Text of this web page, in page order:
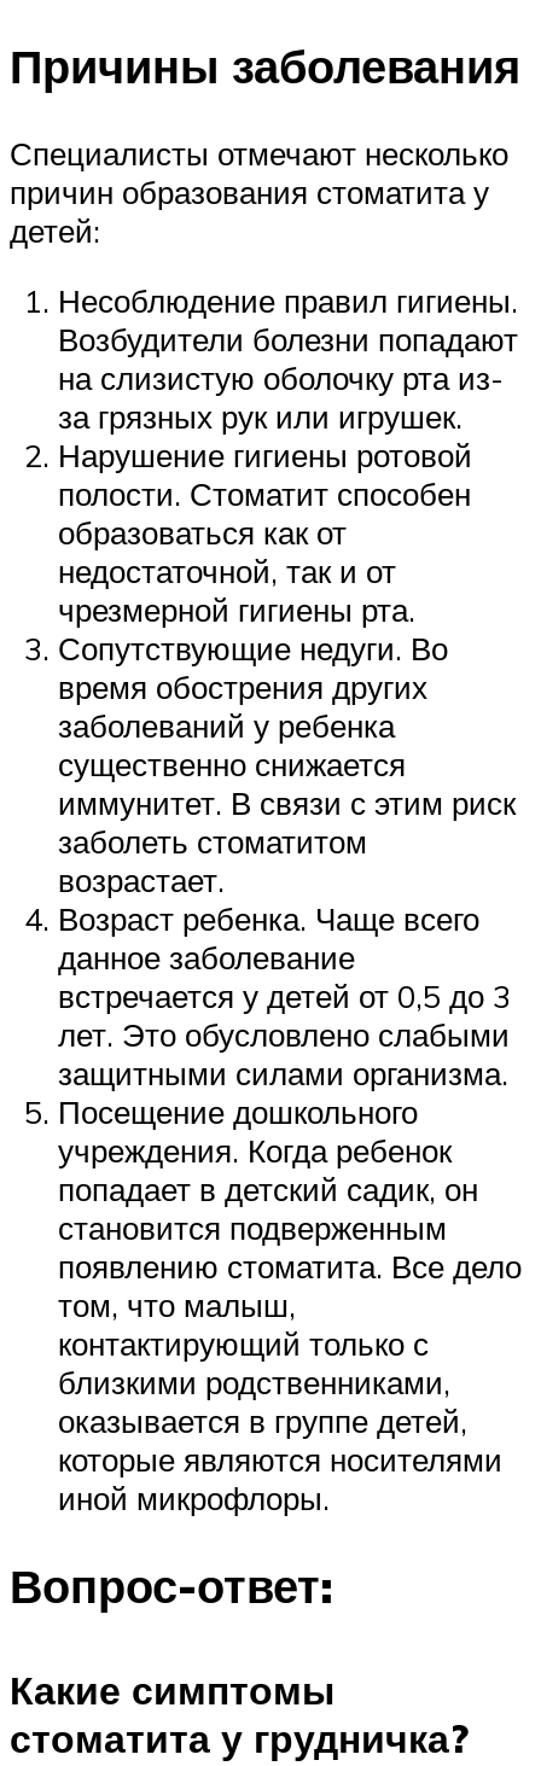
Причины заболевания
Специалисты отмечают несколько
причин образования стоматита у
детей:
Несоблюдение правил гигиены.
Возбудители болезни попадают
на слизистую оболочку рта из-
за грязных рук или игрушек.
Нарушение гигиены ротовой
полости. Стоматит способен
образоваться как от
недостаточной, так и от
чрезмерной гигиены рта.
Сопутствующие недуги. Во
время обострения других
заболеваний у ребенка
существенно снижается
иммунитет. В связи с этим риск
заболеть стоматитом
возрастает.
Возраст ребенка. Чаще всего
данное заболевание
встречается у детей от 0,5 до 3
лет. Это обусловлено слабыми
защитными силами организма.
Посещение дошкольного
учреждения. Когда ребенок
попадает в детский садик, он
становится подверженным
появлению стоматита. Все дело
том, что малыш,
контактирующий только с
близкими родственниками,
оказывается в группе детей,
которые являются носителями
иной микрофлоры.
Вопрос-ответ:
Какие симптомы
стоматита у грудничка?